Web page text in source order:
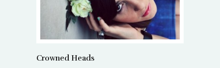
Crowned Heads